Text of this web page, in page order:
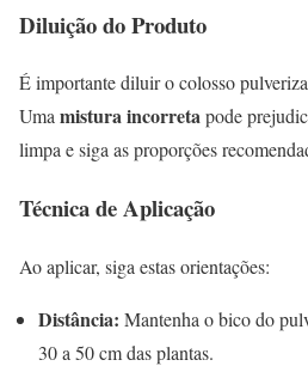
Diluição do Produto
É importante diluir o colosso
Umamistura incorretapode
limpa e siga as proporções
Técnica de Aplicação
Ao aplicar, siga estas orientações:
Distância: Mantenha o bico do
30 a 50 cm das plantas.